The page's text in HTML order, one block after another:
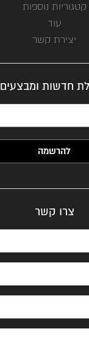
קטגוריות נוספות
עוד
יצירת קשר
חדשות ומבצעים
צרו קשר